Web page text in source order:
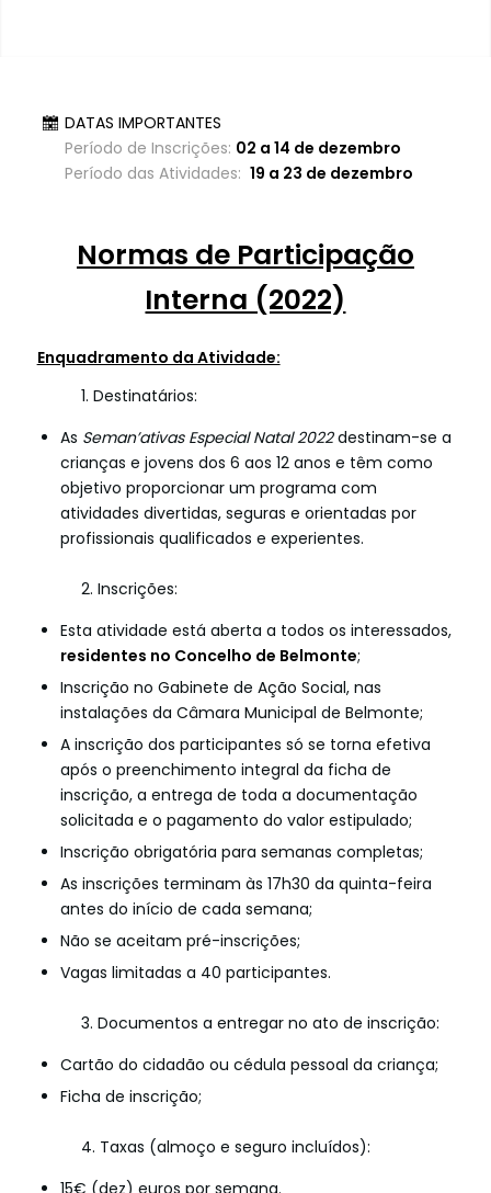
DATAS IMPORTANTES
Período de Inscrições: 02 a 14 de dezembro
Período das Atividades:19 a 23 de dezembro
Normas de Participação
Interna (2022)
Enquadramento da Atividade:
1. Destinatários:
As Seman’ativas Especial Natal 2022destinam-se a
crianças e jovens dos 6 aos 12 anos e têm como
objetivo proporcionar um programa com
atividades divertidas, seguras e orientadas por
profissionais qualificados e experientes.
2. Inscrições:
Esta atividade está aberta a todos os interessados,
residentes no Concelho de Belmonte;
Inscrição no Gabinete de Ação Social, nas
instalações da Câmara Municipal de Belmonte;
A inscrição dos participantes só se torna efetiva
após o preenchimento integral da ficha de
inscrição, a entrega de toda a documentação
solicitada e o pagamento do valor estipulado;
Inscrição obrigatória para semanas completas;
As inscrições terminam às 17h30 da quinta-feira
antes do início de cada semana;
Não se aceitam pré-inscrições;
Vagas limitadas a 40 participantes.
3. Documentos a entregar no ato de inscrição:
Cartão do cidadão ou cédula pessoal da criança;
Ficha de inscrição;
4. Taxas (almoço e seguro incluídos):
15€ (dez) euros por semana.